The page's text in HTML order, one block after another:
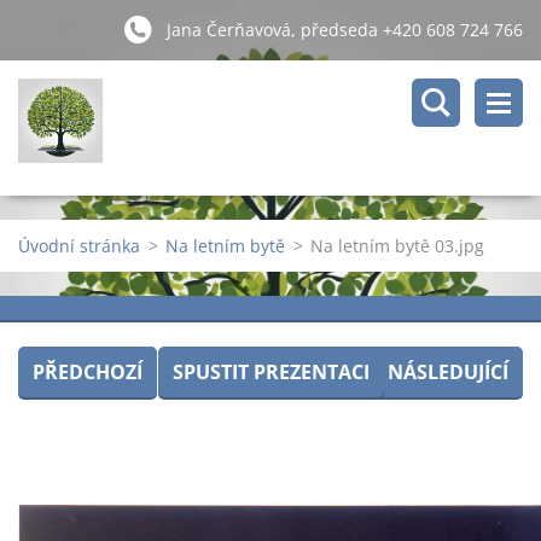
Jana Čerňavová, předseda +420 608 724 766
Úvodní stránka > Na letním bytě > Na letním bytě 03.jpg
PŘEDCHOZÍ SPUSTIT PREZENTACI NÁSLEDUJÍCÍ